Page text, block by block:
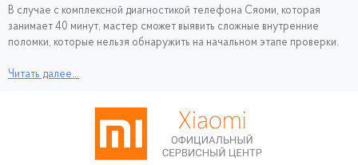
В случае с комплексной диагностикой телефона Сяоми, которая
занимает 40 минут, мастер сможет выявить сложные внутренние
поломки, которые нельзя обнаружить на начальном этапе проверки.
Диагностика для наших клиентов совершенно бесплатная и проходит
нам, специалист проводит диагностику, устанавливает причину сбоя, и
оглашает цену и вид ремонтных работ.
Читать далее...